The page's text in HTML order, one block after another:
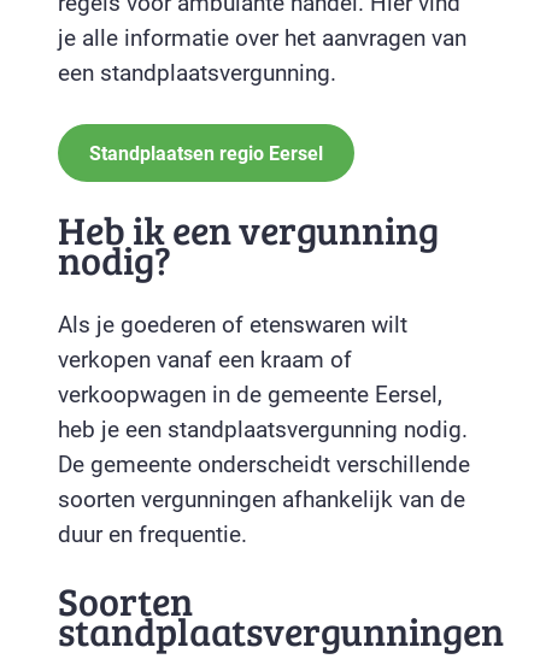
je alle informatie over het aanvragen van
een standplaatsvergunning.
Standplaatsen regio Eersel
Heb ik een vergunning
nodig?
Als je goederen of etenswaren wilt
verkopen vanaf een kraam of
verkoopwagen in de gemeente Eersel,
heb je een standplaatsvergunning nodig.
De gemeente onderscheidt verschillende
soorten vergunningen afhankelijk van de
duur en frequentie.
Soorten
standplaatsvergunningen